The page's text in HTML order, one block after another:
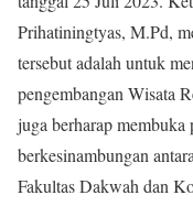
Prihatiningtyas, M.Pd,
tersebut adalah untuk
pengembangan Wisata
juga berharap membuka
berkesinambungan
Fakultas Dakwah dan